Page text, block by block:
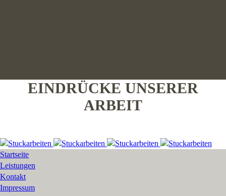
EINDRÜCKE UNSERER
ARBEIT
Startseite
Leistungen
Kontakt
Impressum